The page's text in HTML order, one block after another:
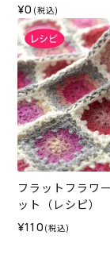
¥0 (税込)
フラットフラワ
ット（レシピ）
¥110 (税込)